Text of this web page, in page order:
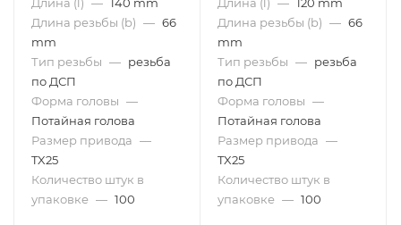
Длина резьбы (b) — 66
mm
Тип резьбы — резьба
по ДСП
Форма головы —
Потайная голова
Размер привода —
TX25
Количество штук в
упаковке — 100
Длина резьбы (b) — 66
mm
Тип резьбы — резьба
по ДСП
Форма головы —
Потайная голова
Размер привода —
TX25
Количество штук в
упаковке — 100